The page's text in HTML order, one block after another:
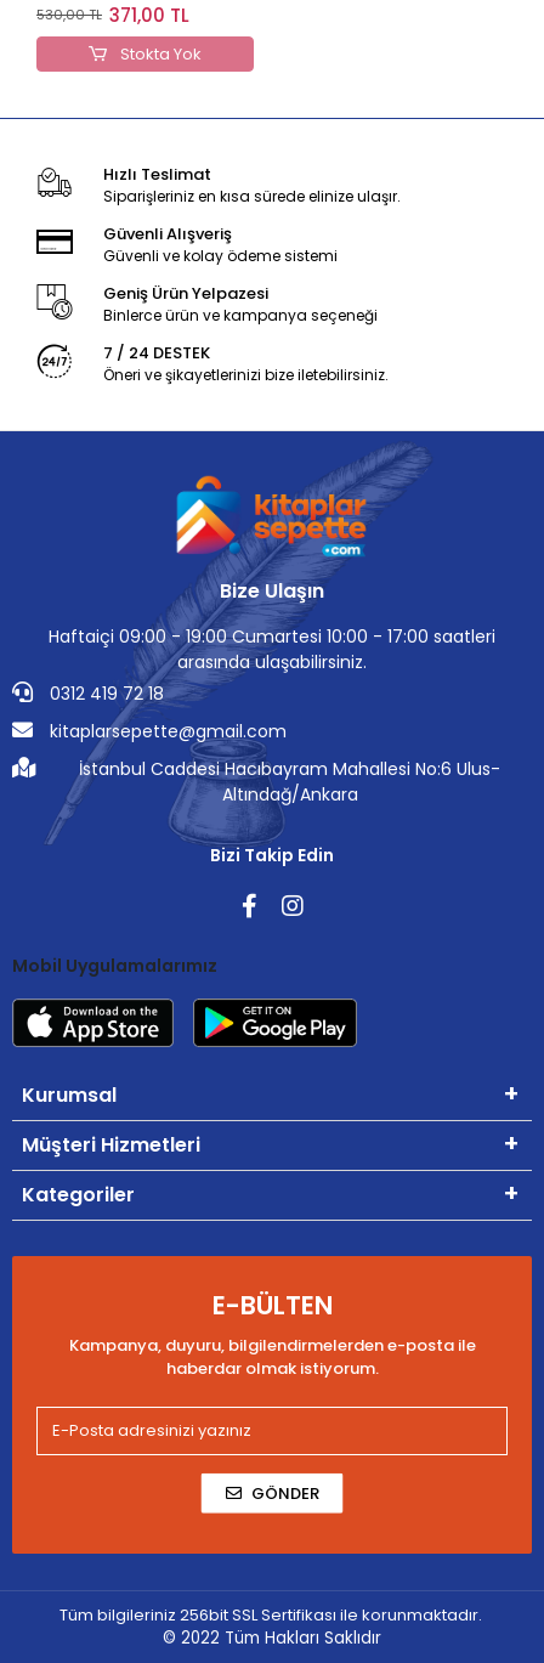
530,00 TL 371,00 TL
Stokta Yok
Hızlı Teslimat
Siparişleriniz en kısa sürede elinize ulaşır.
Güvenli Alışveriş
Güvenli ve kolay ödeme sistemi
Geniş Ürün Yelpazesi
Binlerce ürün ve kampanya seçeneği
7 / 24 DESTEK
Öneri ve şikayetlerinizi bize iletebilirsiniz.
Bize Ulaşın
Haftaiçi 09:00 - 19:00 Cumartesi 10:00 - 17:00 saatleri
arasında ulaşabilirsiniz.
0312 419 72 18
kitaplarsepette@gmail.com
İstanbul Caddesi Hacıbayram Mahallesi No:6 Ulus-
Altındağ/Ankara
Bizi Takip Edin
Mobil Uygulamalarımız
Kurumsal
Müşteri Hizmetleri
Kategoriler
E-BÜLTEN
Kampanya, duyuru, bilgilendirmelerden e-posta ile
haberdar olmak istiyorum.
GÖNDER
Tüm bilgileriniz 256bit SSL Sertifikası ile korunmaktadır.
© 2022 Tüm Hakları Saklıdır